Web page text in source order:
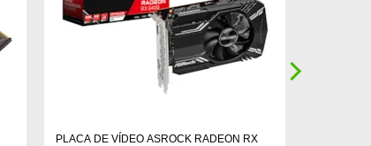
PLACA DE VÍDEO ASROCK RADEON RX